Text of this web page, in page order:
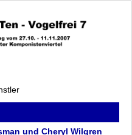
und Cheryl Wilgren